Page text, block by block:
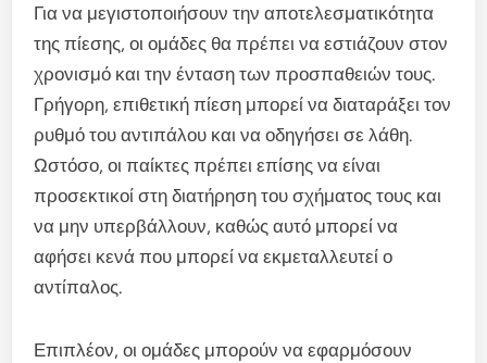
Για να μεγιστοποιήσουν την αποτελεσματικότητα
της πίεσης, οι ομάδες θα πρέπει να εστιάζουν στον
χρονισμό και την ένταση των προσπαθειών τους.
Γρήγορη, επιθετική πίεση μπορεί να διαταράξει τον
ρυθμό του αντιπάλου και να οδηγήσει σε λάθη.
Ωστόσο, οι παίκτες πρέπει επίσης να είναι
προσεκτικοί στη διατήρηση του σχήματος τους και
να μην υπερβάλλουν, καθώς αυτό μπορεί να
αφήσει κενά που μπορεί να εκμεταλλευτεί ο
αντίπαλος.
Επιπλέον, οι ομάδες μπορούν να εφαρμόσουν